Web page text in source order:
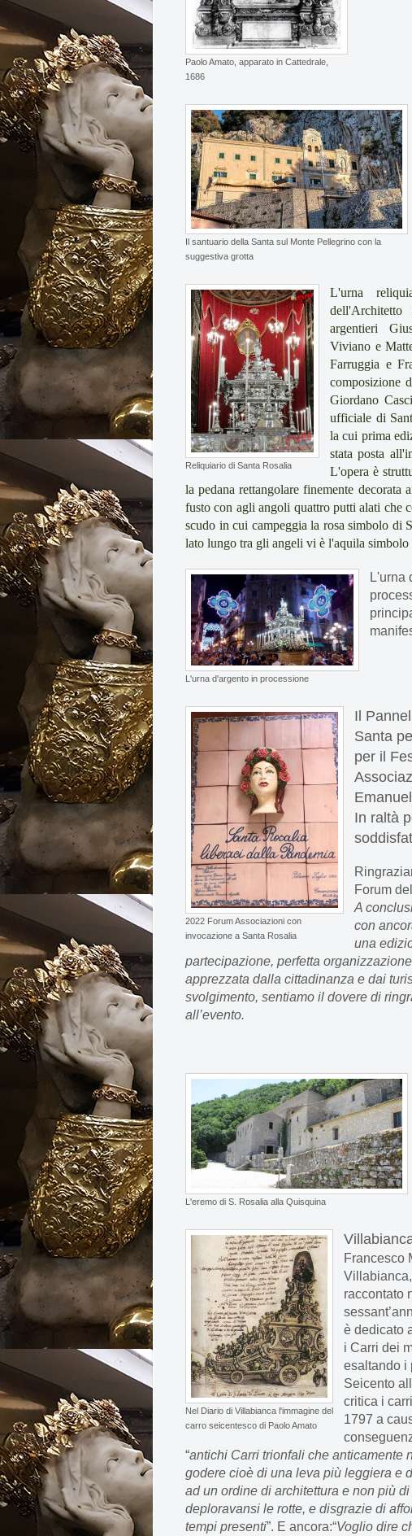
Paolo Amato, apparato in Cattedrale,
1686
Il santuario della Santa sul Monte Pellegrino con la
suggestiva grotta
Reliquiario di Santa Rosalia
L'urna
argentieri
Viviano e
Farruggia e
composizione
Giordano
ufficiale di
la cui prima
stata posta
L'opera è
la pedana rettangolare finemente
fusto con agli angoli quattro putti alati che
scudo in cui campeggia la rosa simbolo di
lato lungo tra gli angeli vi è l'aquila simbolo
L'urna d'argento in processione
L'urna
2022 Forum Associazioni con
invocazione a Santa Rosalia
Il
Santa
per il
In raltà
Forum
A
con
una
partecipazione, perfetta
apprezzata dalla cittadinanza e dai
svolgimento, sentiamo il dovere di
all’evento.
L'eremo di S. Rosalia alla Quisquina
Nel Diario di Villabianca l'immagine del
carro seicentesco di Paolo Amato
Francesco
raccontato
è dedicato
i Carri dei
esaltando i
Seicento
critica i
1797 a
“antichi Carri trionfali che anticamente
godere cioè di una leva più leggiera e
ad un ordine di architettura e non più
deploravansi le rotte, e disgrazie di
tempi presenti”. E ancora:“Voglio dire